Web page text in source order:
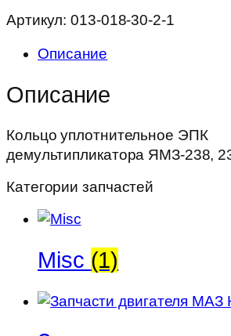
Артикул:013-018-30-2-1
Описание
Описание
Кольцо уплотнительное ЭПК
демультипликатора ЯМЗ-238,
Категории запчастей
Misc (1)